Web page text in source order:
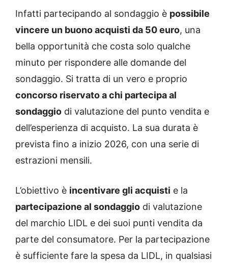
Infatti partecipando al sondaggio è possibile
vincere un buono acquisti da 50 euro, una
bella opportunità che costa solo qualche
minuto per rispondere alle domande del
sondaggio. Si tratta di un vero e proprio
concorso riservato a chi partecipa al
sondaggio di valutazione del punto vendita e
dell’esperienza di acquisto. La sua durata è
prevista fino a inizio 2026, con una serie di
estrazioni mensili.
L’obiettivo è incentivare gli acquisti e la
partecipazione al sondaggio di valutazione
del marchio LIDL e dei suoi punti vendita da
parte del consumatore. Per la partecipazione
è sufficiente fare la spesa da LIDL, in qualsiasi